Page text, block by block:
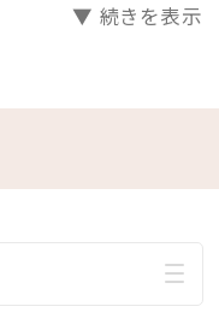
り営業時間が変更
」 ⇒ 10：00～21：
▼ 続きを表示